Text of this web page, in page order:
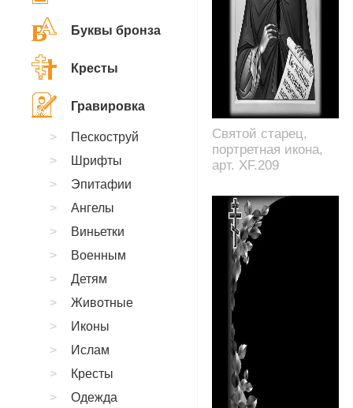
Святой старец,
портретная икона,
арт. XF.209
Буквы бронза
Кресты
Гравировка
Пескоструй
Шрифты
Эпитафии
Ангелы
Виньетки
Военным
Детям
Животные
Иконы
Ислам
Кресты
Одежда